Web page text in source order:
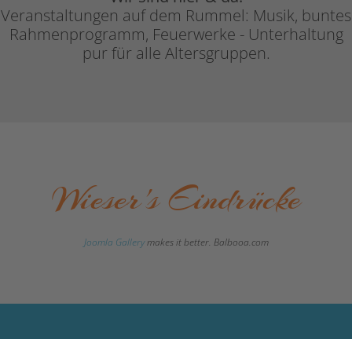
Veranstaltungen auf dem Rummel: Musik, buntes
Rahmenprogramm, Feuerwerke - Unterhaltung
pur für alle Altersgruppen.
Wieser's Eindrücke
Joomla Gallerymakes it better. Balbooa.com